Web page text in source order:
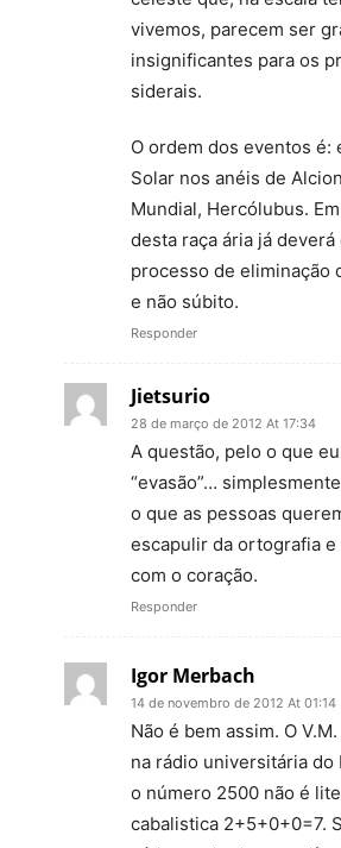
vivemos, parecem ser
insignificantes para os
siderais.
O ordem dos eventos é:
Solar nos anéis de
Mundial, Hercólubus.
desta raça ária já
processo de eliminação
e não súbito.
Responder
Jietsurio
28 de março de 2012 At 17:34
A questão, pelo o que
“evasão”…
o que as pessoas
escapulir da ortografia
com o coração.
Responder
Igor Merbach
14 de novembro de 2012 At 01:14
Não é bem assim. O
na rádio universitária do
o número 2500 não é
cabalistica 2+5+0+0=7.